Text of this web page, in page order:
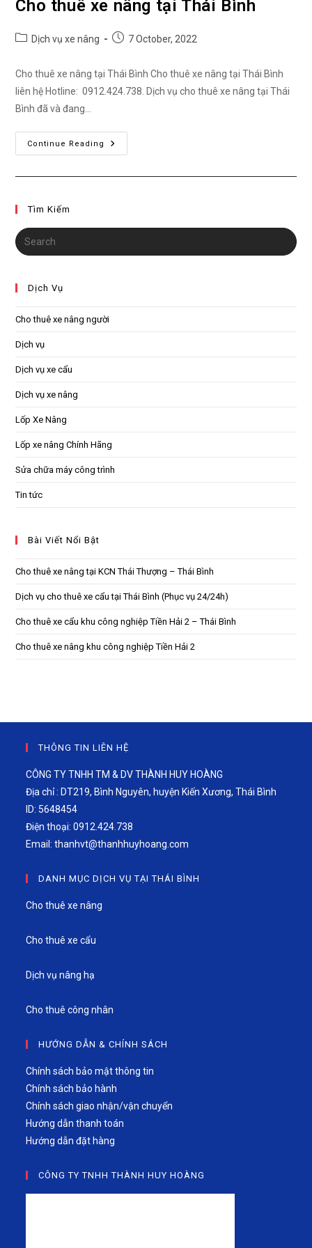
Cho thuê xe nâng tại Thái Bình
PostDịch vụ xe nâng
Post7 October, 2022
Cho thuê xe nâng tại Thái Bình Cho thuê xe nâng tại Thái Bình
liên hệ Hotline: 0912.424.738. Dịch vụ cho thuê xe nâng tại Thái
Bình đã và đang…
Continue Reading
Cho
Thuê
Tìm Kiếm
Dịch Vụ
Cho thuê xe nâng người
Dịch vụ
Dịch vụ xe cẩu
Dịch vụ xe nâng
Lốp Xe Nâng
Lốp xe nâng Chính Hãng
Sửa chữa máy công trình
Tin tức
Bài Viết Nổi Bật
Cho thuê xe nâng tại KCN Thái Thượng – Thái Bình
Dịch vụ cho thuê xe cẩu tại Thái Bình (Phục vụ 24/24h)
Cho thuê xe cẩu khu công nghiệp Tiền Hải 2 – Thái Bình
Cho thuê xe nâng khu công nghiệp Tiền Hải 2
THÔNG TIN LIÊN HỆ
CÔNG TY TNHH TM & DV THÀNH HUY HOÀNG
Địa chỉ : DT219, Bình Nguyên, huyện Kiến Xương, Thái Bình
ID: 5648454
Điện thoại: 0912.424.738
Email:thanhvt@thanhhuyhoang.com
DANH MỤC DỊCH VỤ TẠI THÁI BÌNH
Cho thuê xe nâng
Cho thuê xe cẩu
Dịch vụ nâng hạ
Cho thuê công nhân
HƯỚNG DẪN & CHÍNH SÁCH
Chính sách bảo mật thông tin
Chính sách bảo hành
Chính sách giao nhận/vận chuyển
Hướng dẫn thanh toán
Hướng dẫn đặt hàng
CÔNG TY TNHH THÀNH HUY HOÀNG